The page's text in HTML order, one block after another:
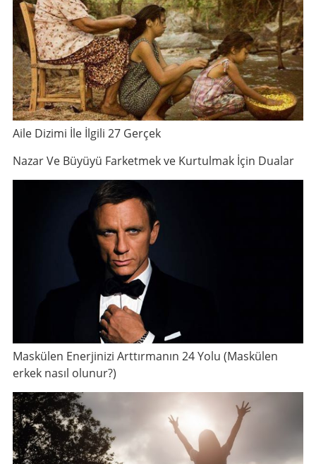
Aile Dizimi İle İlgili 27 Gerçek
Nazar Ve Büyüyü Farketmek ve Kurtulmak İçin Dualar
Maskülen Enerjinizi Arttırmanın 24 Yolu (Maskülen
erkek nasıl olunur?)